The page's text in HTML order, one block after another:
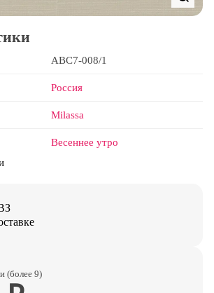
ABC7-008/1
Россия
Milassa
Весеннее утро
(более 9)